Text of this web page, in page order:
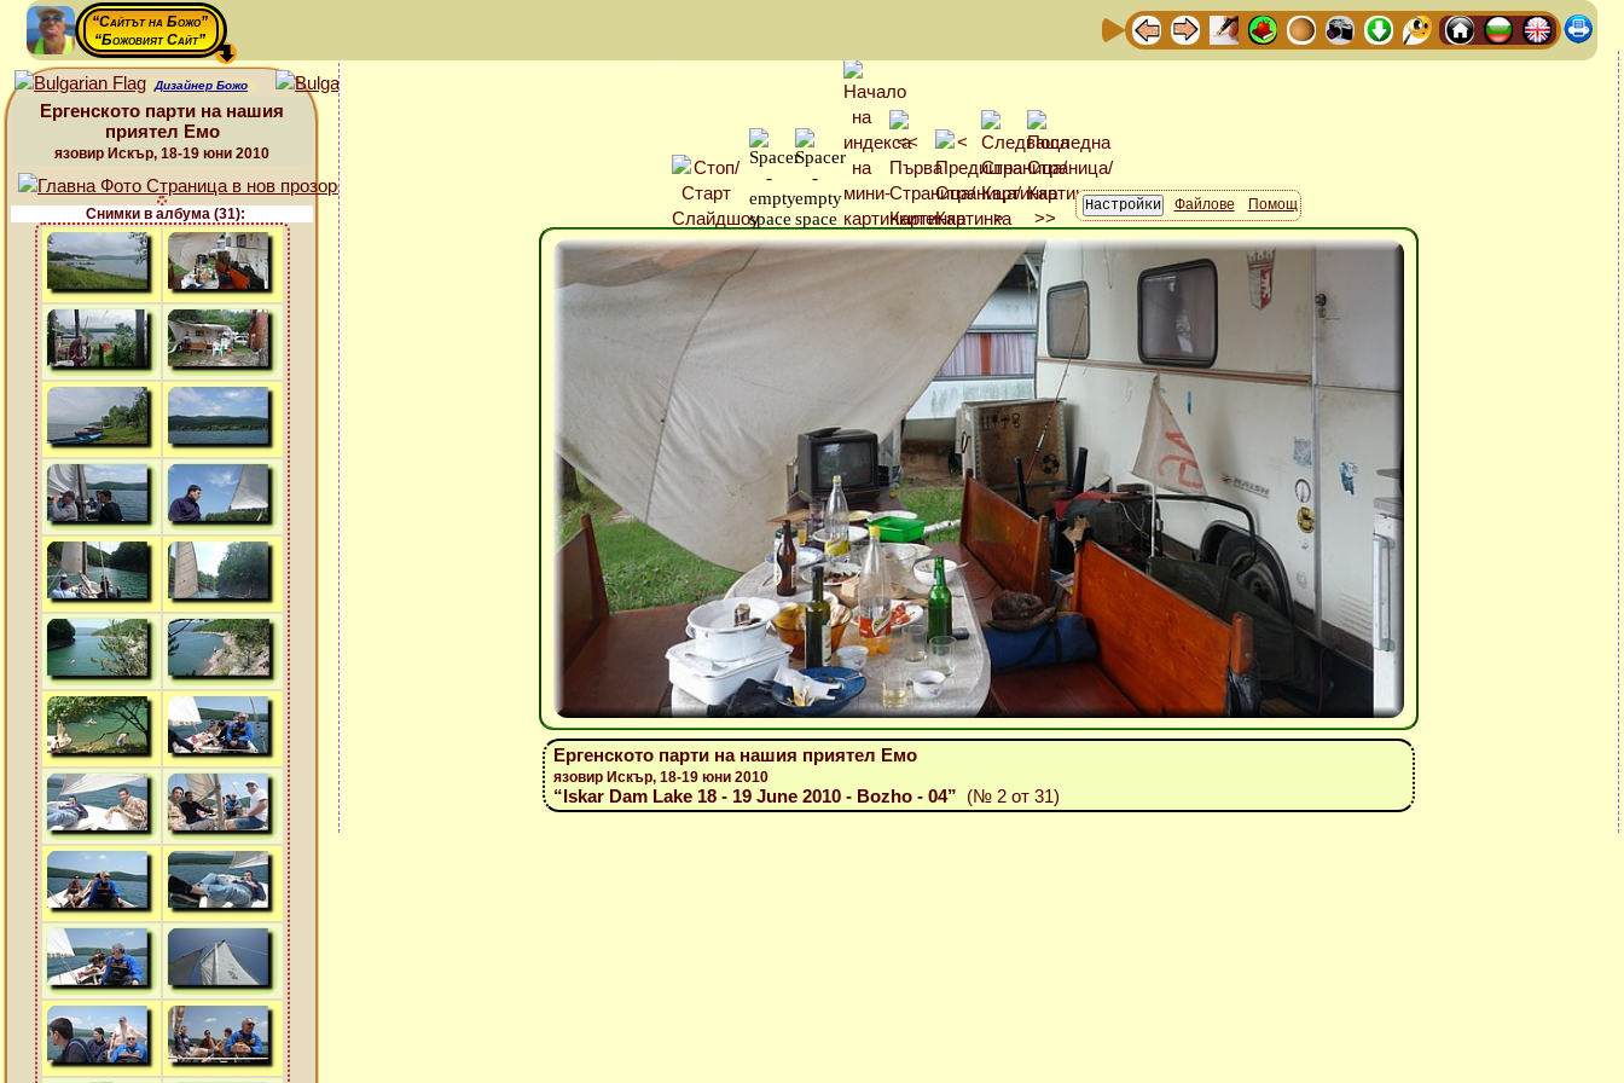
“Сайтът на Божо”
“Божовият Сайт”
Дизайнер Божо
Ергенското парти на нашия
приятел Емо
язовир Искър, 18-19 юни 2010
Снимки в албума (31):
Файлове Помощ
Ергенското парти на нашия приятел Емо
язовир Искър, 18-19 юни 2010
“Iskar Dam Lake 18 - 19 June 2010 - Bozho - 04” (№ 2 от 31)